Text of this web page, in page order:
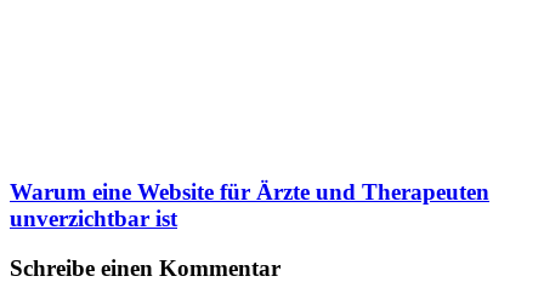
Warum eine Website für Ärzte und Therapeuten
unverzichtbar ist
Schreibe einen Kommentar